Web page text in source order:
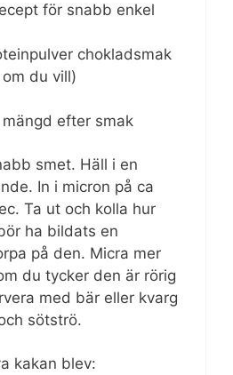
för snabb enkel
chokladsmak
du vill)
efter smak
smet. Häll i en
In i micron på ca
Ta ut och kolla hur
ha bildats en
på den. Micra mer
du tycker den är rörig
med bär eller kvarg
sötströ.
kakan blev: